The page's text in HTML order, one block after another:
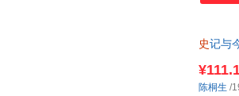
史记与
陈桐生 /